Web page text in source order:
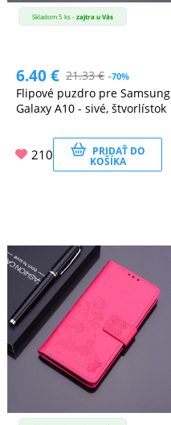
Skladom 5 ks -zajtra u Vás
6.40€ 21.33€ -70%
Flipové puzdro pre Samsung
Galaxy A10 - sivé, štvorlístok
210 PRIDAŤ DO
KOŠÍKA